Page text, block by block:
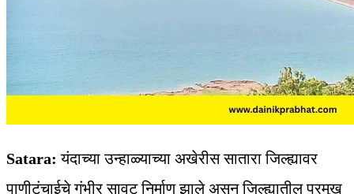
Satara: यंदाच्या उन्हाळ्याच्या अखेरीस सातारा जिल्ह्यावर
पाणीटंचाईचे गंभीर सावट निर्माण झाले असून जिल्ह्यातील प्रमुख